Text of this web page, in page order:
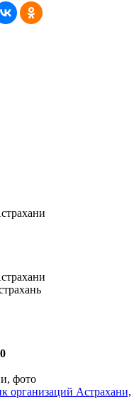
организаций Астрахани,